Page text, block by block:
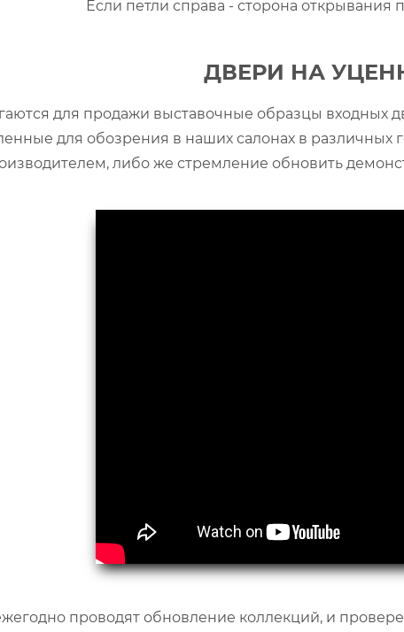
Если петли справа - сторона открывания
ДВЕРИ НА
для продажи выставочные образцы
для обозрения в наших салонах в
либо же стремление обновить
проводят обновление коллекций, и